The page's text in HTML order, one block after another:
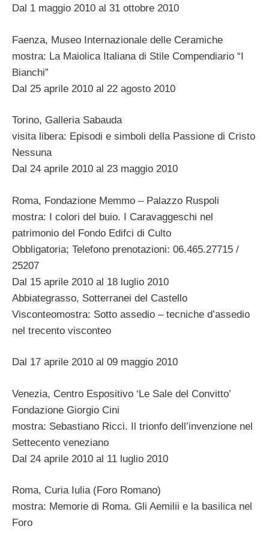
Dal 1 maggio 2010 al 31 ottobre 2010
Faenza, Museo Internazionale delle Ceramiche
mostra: La Maiolica Italiana di Stile Compendiario “I
Bianchi”
Dal 25 aprile 2010 al 22 agosto 2010
Torino, Galleria Sabauda
visita libera: Episodi e simboli della Passione di Cristo
Nessuna
Dal 24 aprile 2010 al 23 maggio 2010
Roma, Fondazione Memmo – Palazzo Ruspoli
mostra: I colori del buio. I Caravaggeschi nel
patrimonio del Fondo Edifci di Culto
Obbligatoria; Telefono prenotazioni: 06.465.27715 /
25207
Dal 15 aprile 2010 al 18 luglio 2010
Abbiategrasso, Sotterranei del Castello
Visconteomostra: Sotto assedio – tecniche d’assedio
nel trecento visconteo
Dal 17 aprile 2010 al 09 maggio 2010
Venezia, Centro Espositivo ‘Le Sale del Convitto’
Fondazione Giorgio Cini
mostra: Sebastiano Ricci. Il trionfo dell’invenzione nel
Settecento veneziano
Dal 24 aprile 2010 al 11 luglio 2010
Roma, Curia Iulia (Foro Romano)
mostra: Memorie di Roma. Gli Aemilii e la basilica nel
Foro